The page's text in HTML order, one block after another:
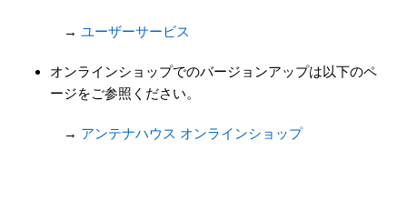
→ ユーザーサービス
オンラインショップでのバージョンアップは以下のペ
ージをご参照ください。
→ アンテナハウス オンラインショップ